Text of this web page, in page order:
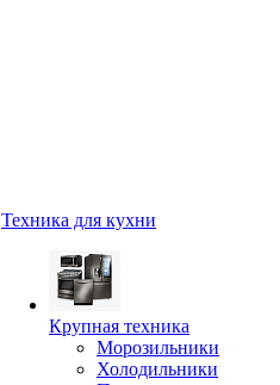
Техника для кухни
Крупная техника
Морозильники
Холодильники